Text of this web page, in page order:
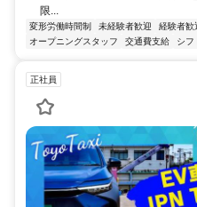
限...
変形労働時間制 未経験者歓迎 経験者歓
オープニングスタッフ
交通費支給 シフ
正社員